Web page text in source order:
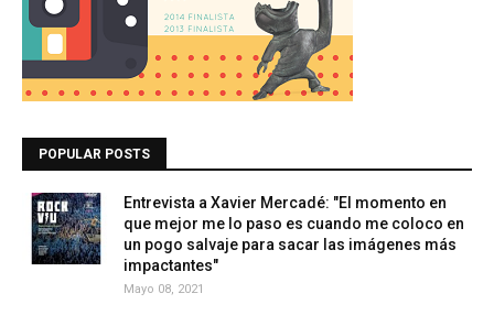
POPULAR POSTS
Entrevista a Xavier Mercadé: "El momento en
que mejor me lo paso es cuando me coloco en
un pogo salvaje para sacar las imágenes más
impactantes"
Mayo 08, 2021